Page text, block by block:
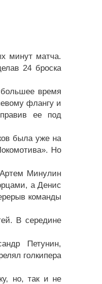
минут матча.
24 броска
время
флангу и
ее под
была уже на
Но
Минулин
а Денис
команды
В середине
Петунин,
голкипера
но, так и не